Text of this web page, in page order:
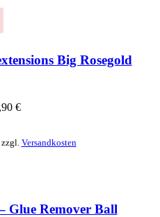
Big Rosegold
€
Versandkosten
Glue Remover Ball